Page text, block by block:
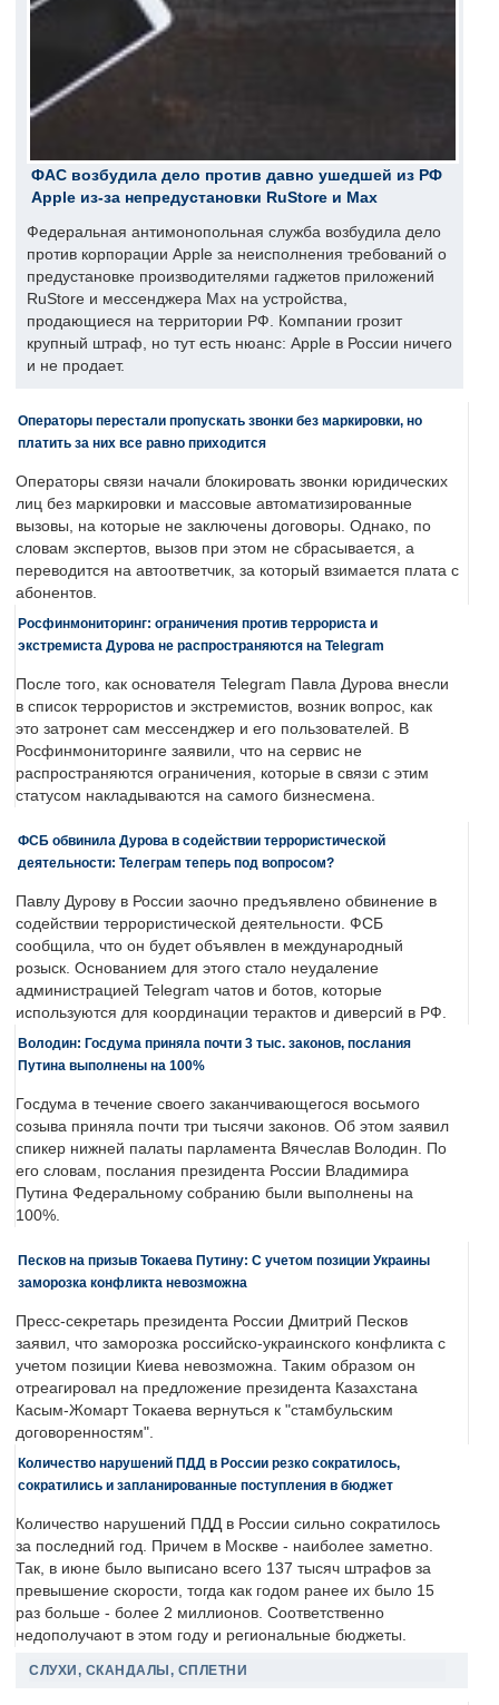
ФАС возбудила дело против давно ушедшей из РФ
Apple из-за непредустановки RuStore и Max
Федеральная антимонопольная служба возбудила дело
против корпорации Apple за неисполнения требований о
предустановке производителями гаджетов приложений
RuStore и мессенджера Max на устройства,
продающиеся на территории РФ. Компании грозит
крупный штраф, но тут есть нюанс: Apple в России ничего
и не продает.
Операторы перестали пропускать звонки без маркировки, но
платить за них все равно приходится
Операторы связи начали блокировать звонки юридических
лиц без маркировки и массовые автоматизированные
вызовы, на которые не заключены договоры. Однако, по
словам экспертов, вызов при этом не сбрасывается, а
переводится на автоответчик, за который взимается плата с
абонентов.
Росфинмониторинг: ограничения против террориста и
экстремиста Дурова не распространяются на Telegram
После того, как основателя Telegram Павла Дурова внесли
в список террористов и экстремистов, возник вопрос, как
это затронет сам мессенджер и его пользователей. В
Росфинмониторинге заявили, что на сервис не
распространяются ограничения, которые в связи с этим
статусом накладываются на самого бизнесмена.
ФСБ обвинила Дурова в содействии террористической
деятельности: Телеграм теперь под вопросом?
Павлу Дурову в России заочно предъявлено обвинение в
содействии террористической деятельности. ФСБ
сообщила, что он будет объявлен в международный
розыск. Основанием для этого стало неудаление
администрацией Telegram чатов и ботов, которые
используются для координации терактов и диверсий в РФ.
Володин: Госдума приняла почти 3 тыс. законов, послания
Путина выполнены на 100%
Госдума в течение своего заканчивающегося восьмого
созыва приняла почти три тысячи законов. Об этом заявил
спикер нижней палаты парламента Вячеслав Володин. По
его словам, послания президента России Владимира
Путина Федеральному собранию были выполнены на
100%.
Песков на призыв Токаева Путину: С учетом позиции Украины
заморозка конфликта невозможна
Пресс-секретарь президента России Дмитрий Песков
заявил, что заморозка российско-украинского конфликта с
учетом позиции Киева невозможна. Таким образом он
отреагировал на предложение президента Казахстана
Касым-Жомарт Токаева вернуться к "стамбульским
договоренностям".
Количество нарушений ПДД в России резко сократилось,
сократились и запланированные поступления в бюджет
Количество нарушений ПДД в России сильно сократилось
за последний год. Причем в Москве - наиболее заметно.
Так, в июне было выписано всего 137 тысяч штрафов за
превышение скорости, тогда как годом ранее их было 15
раз больше - более 2 миллионов. Соответственно
недополучают в этом году и региональные бюджеты.
СЛУХИ, СКАНДАЛЫ, СПЛЕТНИ